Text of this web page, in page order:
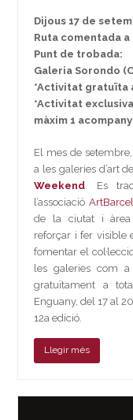
Dijous 17 de
Ruta comentada
Punt de trobada:
Galeria Sorondo
*Activitat gratuïta
*Activitat
màxim 1
El mes de
a les galeries d’art
Weekend . Es
l’associació
de la ciutat i àrea
reforçar i fer visible
fomentar el
les galeries com a
gratuïtament a
Enguany, del 17 al
12a edició.
Llegir més